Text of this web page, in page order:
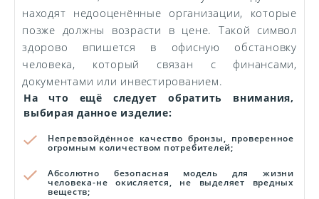
находят недооценённые организации, которые
позже должны возрасти в цене. Такой символ
здорово впишется в офисную обстановку
человека, который связан с финансами,
документами или инвестированием.
На что ещё следует обратить внимания,
выбирая данное изделие:
Непревзойдённое качество бронзы, проверенное
огромным количеством потребителей;
Абсолютно безопасная модель для жизни
человека-не окисляется, не выделяет вредных
веществ;